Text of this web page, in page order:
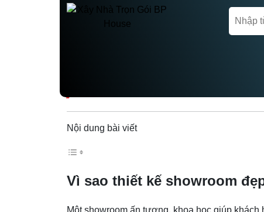
UPDATE CÁC
Nội dung bài viết
Vì sao thiết kế showroom
Một showroom ấn tượng, khoa học giúp